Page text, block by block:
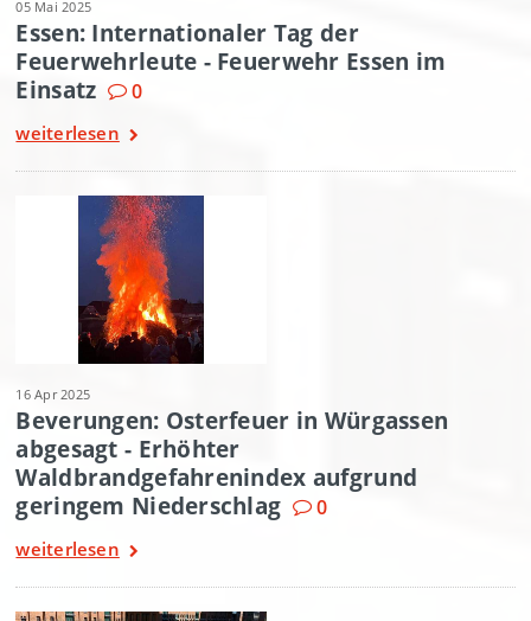
05 Mai 2025
Essen: Internationaler Tag der
Feuerwehrleute - Feuerwehr Essen im
Einsatz
0
weiterlesen
16 Apr 2025
Beverungen: Osterfeuer in Würgassen
abgesagt - Erhöhter
Waldbrandgefahrenindex aufgrund
geringem Niederschlag
0
weiterlesen